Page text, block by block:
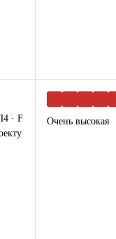
· F
Очень высокая